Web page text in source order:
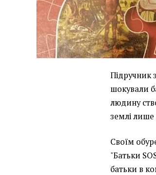
Підручник з
шокували
людину
землі
Своїм
"Батьки
батьки в